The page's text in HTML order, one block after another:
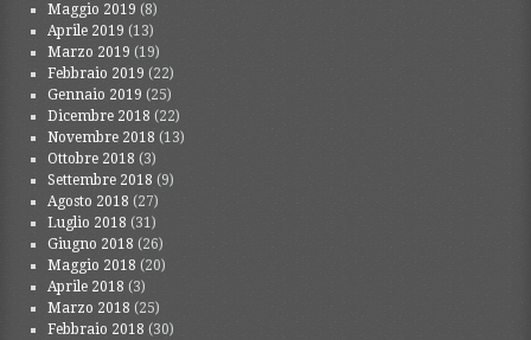
Maggio 2019 (8)
Aprile 2019 (13)
Marzo 2019 (19)
Febbraio 2019 (22)
Gennaio 2019 (25)
Dicembre 2018 (22)
Novembre 2018 (13)
Ottobre 2018 (3)
Settembre 2018 (9)
Agosto 2018 (27)
Luglio 2018 (31)
Giugno 2018 (26)
Maggio 2018 (20)
Aprile 2018 (3)
Marzo 2018 (25)
Febbraio 2018 (30)